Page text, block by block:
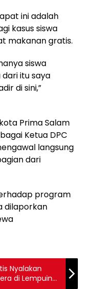
ini adalah
kasus siswa
makanan gratis.
siswa
itu saya
di sini,”
Prima Salam
Ketua DPC
langsung
dari
program
dilaporkan
Nyalakan
di Lempuing